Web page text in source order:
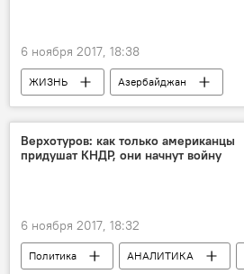
6 ноября 2017, 18:38
ЖИЗНЬ
Азербайджан
ТЕХНОЛОГИИ
Новости
Верхотуров: как только американцы
придушат КНДР, они начнут войну
6 ноября 2017, 18:32
Политика АНАЛИТИКА